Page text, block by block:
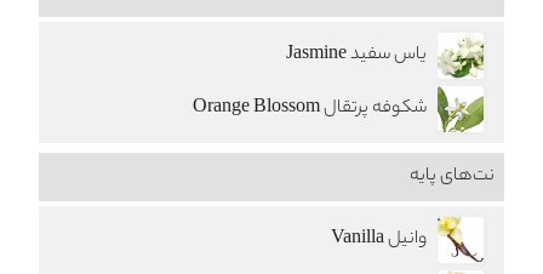
یاس سفید Jasmine
شکوفه پرتقال Orange Blossom
نت‌های پایه
وانیل Vanilla